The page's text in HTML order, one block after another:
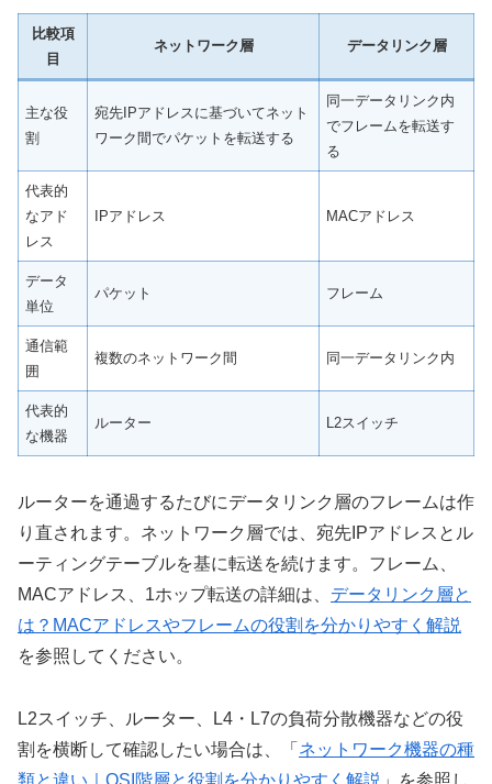
比較項
目
ネットワーク層 データリンク層
主な役
割
宛先IPアドレスに基づいてネット
ワーク間でパケットを転送する
同一データリンク内
でフレームを転送す
る
代表的
なアド
レス
IPアドレス MACアドレス
データ
単位
パケット フレーム
通信範
囲
複数のネットワーク間 同一データリンク内
代表的
な機器
ルーター L2スイッチ
ルーターを通過するたびにデータリンク層のフレームは作
り直されます。ネットワーク層では、宛先IPアドレスとル
ーティングテーブルを基に転送を続けます。フレーム、
MACアドレス、1ホップ転送の詳細は、 データリンク層と
は？MACアドレスやフレームの役割を分かりやすく解説
を参照してください。
L2スイッチ、ルーター、L4・L7の負荷分散機器などの役
割を横断して確認したい場合は、「 ネットワーク機器の種